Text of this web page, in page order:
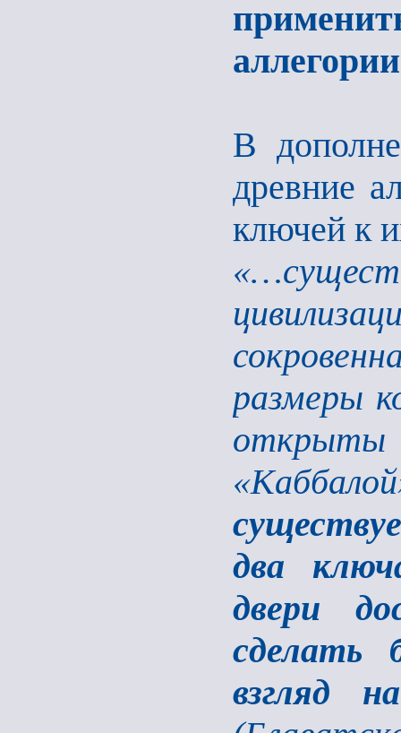
В
древние
ключей к
размеры
открыты
два
двери
сделать
взгляд